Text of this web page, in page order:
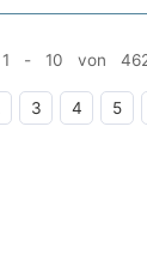
1 - 10 von
3 4 5